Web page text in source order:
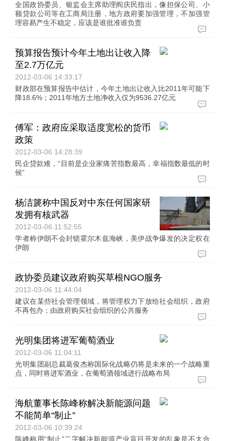
全国政协委员、银监会主席助理阎庆民指出，像担保公司、小
额贷款公司等在工商局注册，地方政府要加强管理，不加强管
理容易产生不稳定，应该是谁批准谁负责
预算报告预计今年土地出让收入降
至2.7万亿元
2012-03-06 14:33:17
财政部在预算报告中估计，今年土地出让收入比2011年可能下
降18.6%；2011年地方土地净收入仅为9536.27亿元
傅军：政府应采取适度宽松的货币
政策
2012-03-06 14:28:39
民企贷款难，“目前是企业家痛苦指数最高，幸福指数最低的时
候”
杨洁篪称中国反对中东任何国家研
发拥有核武器
2012-03-06 11:52:55
学者称伊朗不会封锁霍尔木兹海峡，美伊战争爆发的决定权在
伊朗
政协委员建议政府购买草根NGO服务
2012-03-06 11:44:04
建议在某些社会管理领域，将管理权力下放给社会组织，政府
不再包办；由政府购买社会组织的公共服务
光明集团将进军葡萄酒业
2012-03-06 11:04:11
光明集团副总裁葛俊杰称国际化战略仍将是未来的一个战略重
点，同时将进军酒业，在葡萄酒领域进行战略布局
海航董事长陈峰称解决新能源问题
不能简单“制止”
2012-03-06 10:39:24
陈峰称用“制止”二字解决新能源产业盲目开发的乱象是不太合